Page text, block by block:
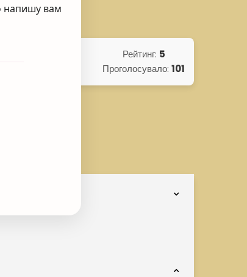
Рейтинг: 5
Проголосувало: 101
напишу вам